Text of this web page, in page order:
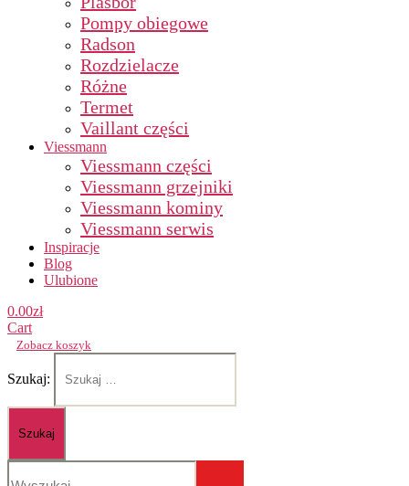
Pompy obiegowe
Radson
Rozdzielacze
Różne
Termet
Vaillant części
Viessmann
Viessmann części
Viessmann grzejniki
Viessmann kominy
Viessmann serwis
Inspiracje
Blog
Ulubione
0.00zł
Cart
Zobacz koszyk
Szukaj: